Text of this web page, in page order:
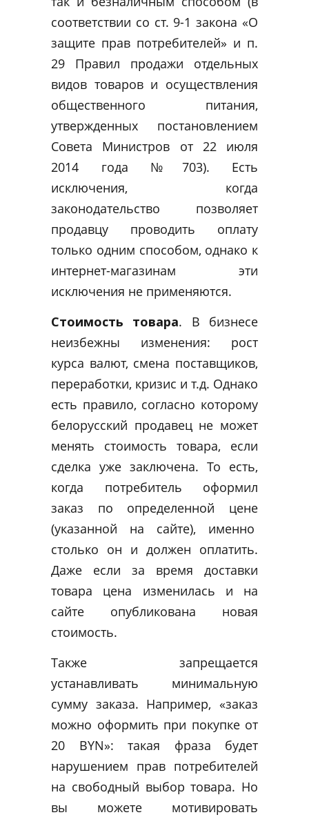
соответствии со ст. 9-1 закона «О
защите прав потребителей» и п.
29 Правил продажи отдельных
видов товаров и осуществления
общественного питания,
утвержденных постановлением
Совета Министров от 22 июля
2014 года №703). Есть
исключения, когда
законодательство позволяет
продавцу проводить оплату
только одним способом, однако к
интернет-магазинам эти
исключения не применяются.
Стоимость товара. В бизнесе
неизбежны изменения: рост
курса валют, смена поставщиков,
переработки, кризис и т.д. Однако
есть правило, согласно которому
белорусский продавец не может
менять стоимость товара, если
сделка уже заключена. То есть,
когда потребитель оформил
заказ по определенной цене
(указанной на сайте), именно
столько он и должен оплатить.
Даже если за время доставки
товара цена изменилась и на
сайте опубликована новая
стоимость.
Также запрещается
устанавливать минимальную
сумму заказа. Например, «заказ
можно оформить при покупке от
20 BYN»: такая фраза будет
нарушением прав потребителей
на свободный выбор товара. Но
вы можете мотивировать